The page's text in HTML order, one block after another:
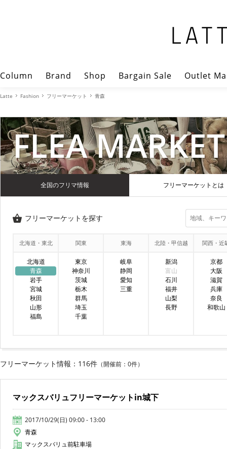
Column Brand Shop Bargain Sale Outlet
Latte Fashion フリーマーケット 青森
FLEA MARKET
全国のフリマ情報 フリーマーケットとは
フリーマーケットを探す
北海道・東北 関東 東海 北陸・甲信越 関西・近
北海道
青森
岩手
宮城
秋田
山形
福島
東京
神奈川
茨城
栃木
群馬
埼玉
千葉
岐阜
静岡
愛知
三重
新潟
富山
石川
福井
山梨
長野
京都
大阪
滋賀
兵庫
奈良
和歌山
フリーマーケット情報：116件 （開催前：0件）
マックスバリュフリーマーケットin城下
2017/10/29(日) 09:00 - 13:00
青森
マックスバリュ前駐車場